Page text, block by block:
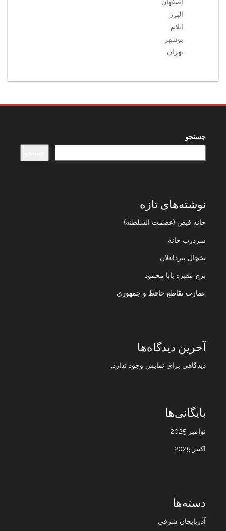
البرز
ایلام
بوشهر
تهران
جستجو
نوشته‌های تازه
خانه فیض (عصمت السلطنه)
سردرب خانه
یخچال پیرداغلان
برج مقبره بابا محمود
عمارت تقاطع حافظ و جمهوری
آخرین دیدگاه‌ها
دیدگاهی برای نمایش وجود ندارد.
بایگانی‌ها
نوامبر 2025
اکتبر 2025
دسته‌ها
آذربایجان شرقی